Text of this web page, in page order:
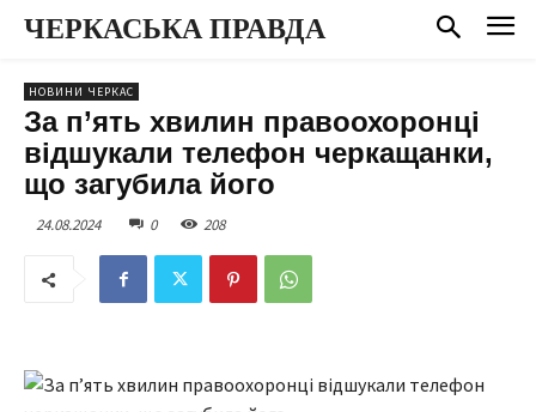
ЧЕРКАСЬКА ПРАВДА
НОВИНИ ЧЕРКАС
За п’ять хвилин правоохоронці
відшукали телефон черкащанки,
що загубила його
24.08.2024 0 208